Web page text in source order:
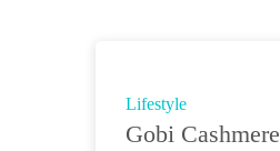
Lifestyle
Gobi Cashmere